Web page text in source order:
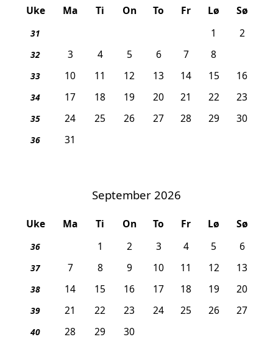
Uke Ma Ti On To Fr Lø Sø
31 1 2
32 3 4 5 6 7 8
33 10 11 12 13 14 15 16
34 17 18 19 20 21 22 23
35 24 25 26 27 28 29 30
36 31
September 2026
Uke Ma Ti On To Fr Lø Sø
36 1 2 3 4 5 6
37 7 8 9 10 11 12 13
38 14 15 16 17 18 19 20
39 21 22 23 24 25 26 27
40 28 29 30